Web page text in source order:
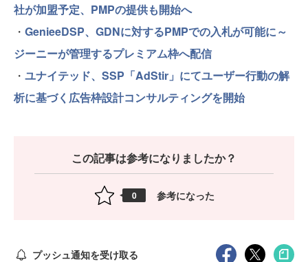
社が加盟予定、PMPの提供も開始へ
・ GenieeDSP、GDNに対するPMPでの入札が可能に～
ジーニーが管理するプレミアム枠へ配信
・ ユナイテッド、SSP「AdStir」にてユーザー行動の解
析に基づく広告枠設計コンサルティングを開始
この記事は参考になりましたか？
0 参考になった
プッシュ通知を受け取る